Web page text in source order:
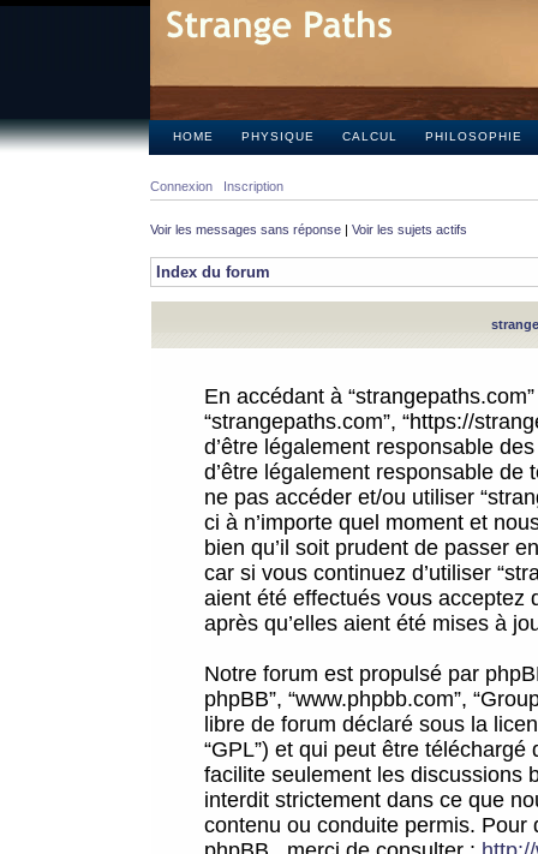
HOME PHYSIQUE CALCUL PHILOSOPHIE
Connexion Inscription
Voir les messages sans réponse | Voir les sujets actifs
Index du forum
En accédant à
“strangepaths.com”, “https://
d’être légalement responsable
d’être légalement responsable
ne pas accéder et/ou utiliser
ci à n’importe quel moment et
bien qu’il soit prudent de passer
car si vous continuez d’utiliser
aient été effectués vous acceptez
après qu’elles aient été mises à
Notre forum est propulsé par
phpBB”, “www.phpbb.com”,
libre de forum déclaré sous la
“GPL”) et qui peut être téléchargé
facilite seulement les discussions
interdit strictement dans ce que
contenu ou conduite permis.